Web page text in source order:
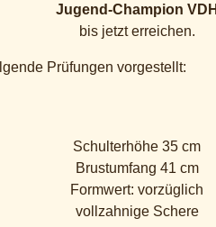
Jugend-Champion VDH
bis jetzt erreichen.
Prüfungen vorgestellt:
Schulterhöhe 35 cm
Brustumfang 41 cm
Formwert: vorzüglich
vollzahnige Schere